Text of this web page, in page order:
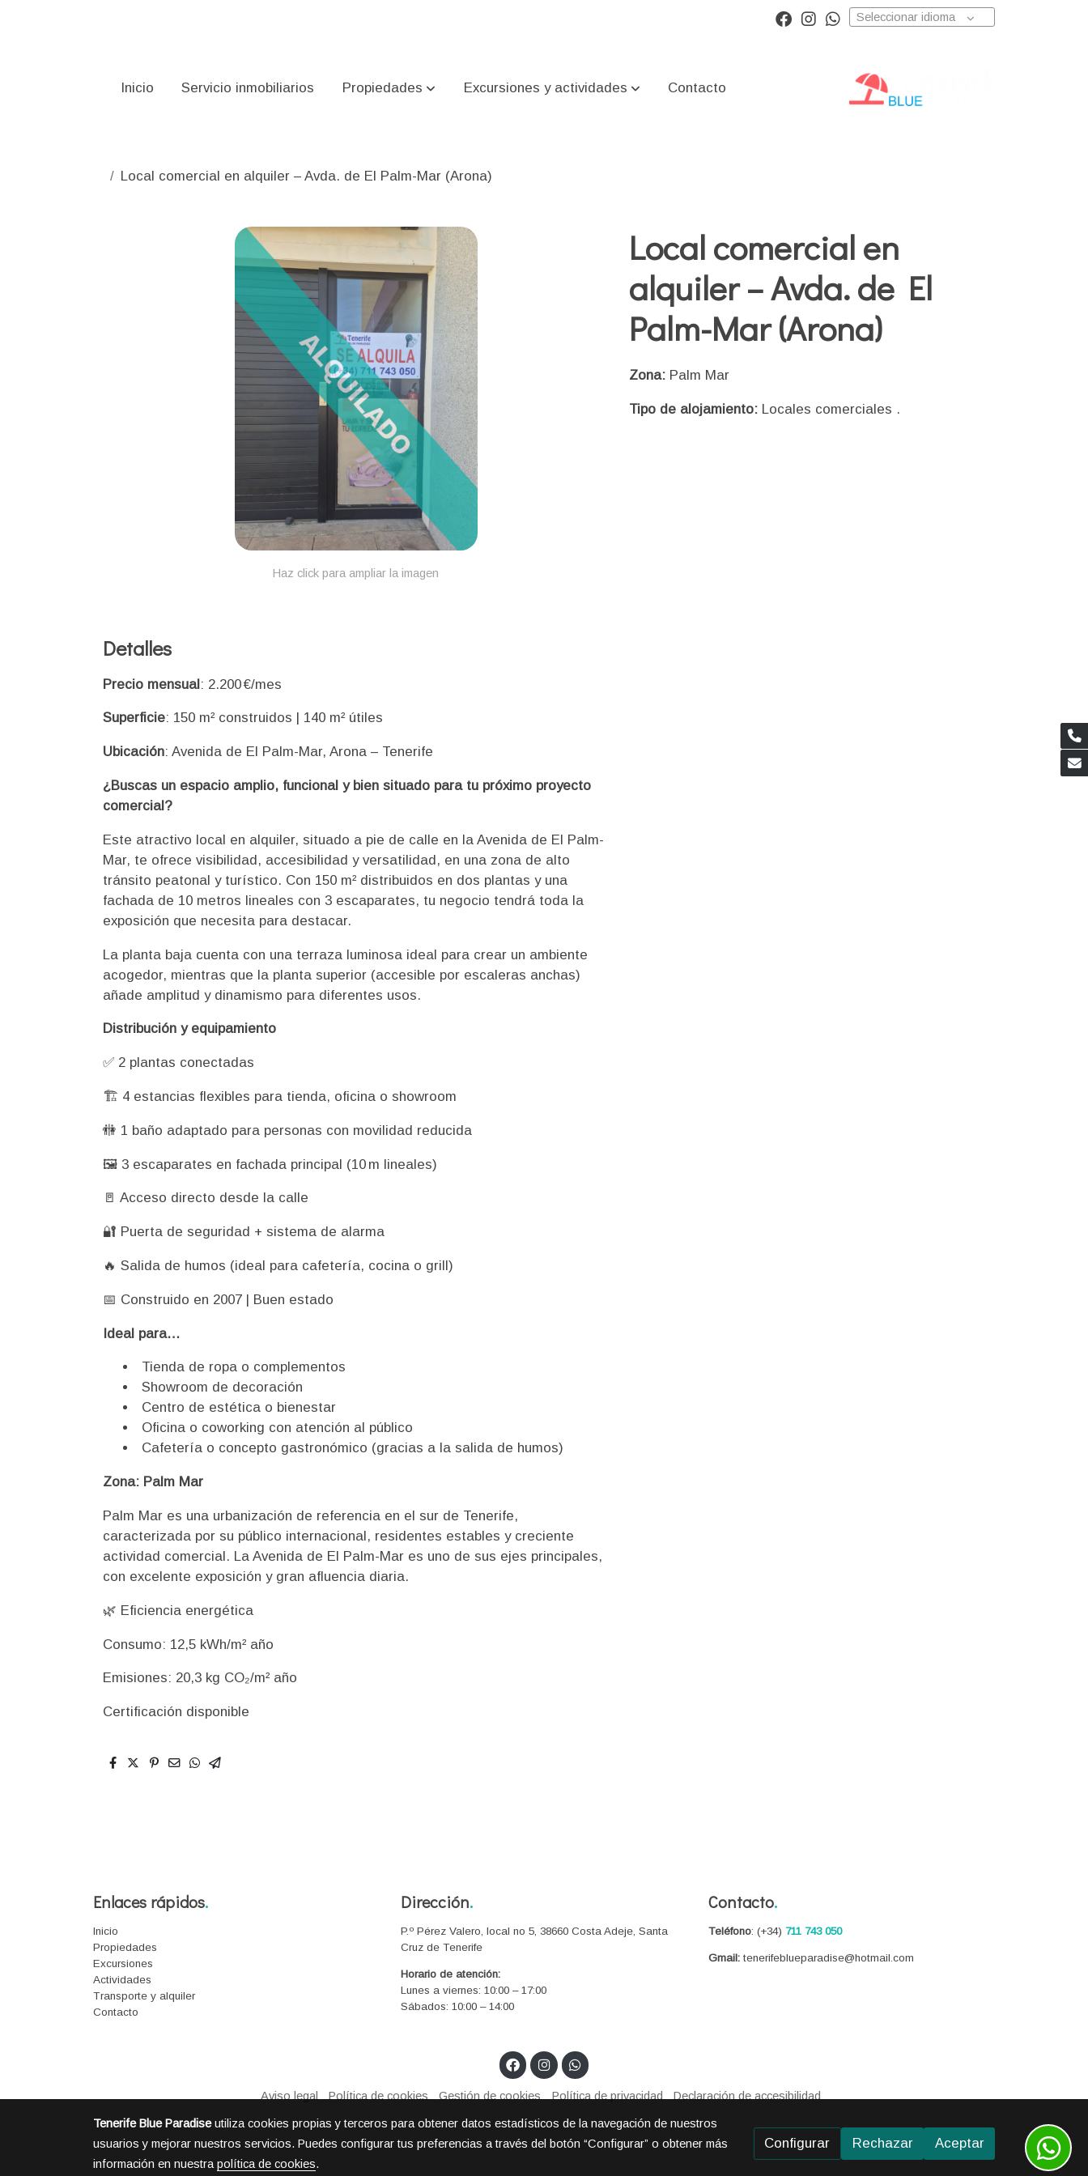
Seleccionar idioma
Inicio Servicio inmobiliarios Propiedades Excursiones y actividades Contacto
Local comercial en alquiler – Avda. de El Palm-Mar (Arona)
Haz click para ampliar la imagen
Detalles
Precio mensual: 2.200 €/mes
Superficie: 150 m² construidos | 140 m² útiles
Ubicación: Avenida de El Palm-Mar, Arona – Tenerife
¿Buscas un espacio amplio, funcional y bien situado para tu próximo proyecto
comercial?
Este atractivo local en alquiler, situado a pie de calle en la Avenida de El Palm-
Mar, te ofrece visibilidad, accesibilidad y versatilidad, en una zona de alto
tránsito peatonal y turístico. Con 150 m² distribuidos en dos plantas y una
fachada de 10 metros lineales con 3 escaparates, tu negocio tendrá toda la
exposición que necesita para destacar.
La planta baja cuenta con una terraza luminosa ideal para crear un ambiente
acogedor, mientras que la planta superior (accesible por escaleras anchas)
añade amplitud y dinamismo para diferentes usos.
Distribución y equipamiento
✅ 2 plantas conectadas
🏗️ 4 estancias flexibles para tienda, oficina o showroom
🚻 1 baño adaptado para personas con movilidad reducida
🖼️ 3 escaparates en fachada principal (10 m lineales)
🚪 Acceso directo desde la calle
🔐 Puerta de seguridad + sistema de alarma
🔥 Salida de humos (ideal para cafetería, cocina o grill)
📅 Construido en 2007 | Buen estado
Ideal para…
Tienda de ropa o complementos
Showroom de decoración
Centro de estética o bienestar
Oficina o coworking con atención al público
Cafetería o concepto gastronómico (gracias a la salida de humos)
Zona: Palm Mar
Palm Mar es una urbanización de referencia en el sur de Tenerife,
caracterizada por su público internacional, residentes estables y creciente
actividad comercial. La Avenida de El Palm-Mar es uno de sus ejes principales,
con excelente exposición y gran afluencia diaria.
🌿 Eficiencia energética
Consumo: 12,5 kWh/m² año
Emisiones: 20,3 kg CO₂/m² año
Certificación disponible
Local comercial en
alquiler – Avda. de El
Palm-Mar (Arona)
Zona: Palm Mar
Tipo de alojamiento: Locales comerciales .
Enlaces rápidos.
Inicio
Propiedades
Excursiones
Actividades
Transporte y alquiler
Contacto
Dirección.
P.º Pérez Valero, local no 5, 38660 Costa Adeje, Santa
Cruz de Tenerife
Horario de atención:
Lunes a viernes: 10:00 – 17:00
Sábados: 10:00 – 14:00
Contacto.
Teléfono: (+34) 711 743 050
Gmail: tenerifeblueparadise@hotmail.com
Aviso legal Política de cookies Gestión de cookies Política de privacidad Declaración de accesibilidad
Tenerife Blue Paradiseutiliza cookies propias y terceros para obtener datos estadísticos de la navegación de nuestros
usuarios y mejorar nuestros servicios. Puedes configurar tus preferencias a través del botón “Configurar” o obtener más
información en nuestrapolítica de cookies.
Configurar Rechazar Aceptar